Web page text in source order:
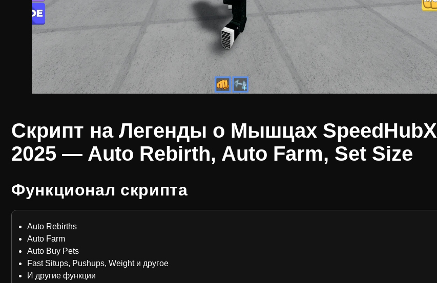
Скрипт на Легенды о Мышцах SpeedHubX
2025 — Auto Rebirth, Auto Farm, Set Size
Функционал скрипта
Auto Rebirths
Auto Farm
Auto Buy Pets
Fast Situps, Pushups, Weight и другое
И другие функции